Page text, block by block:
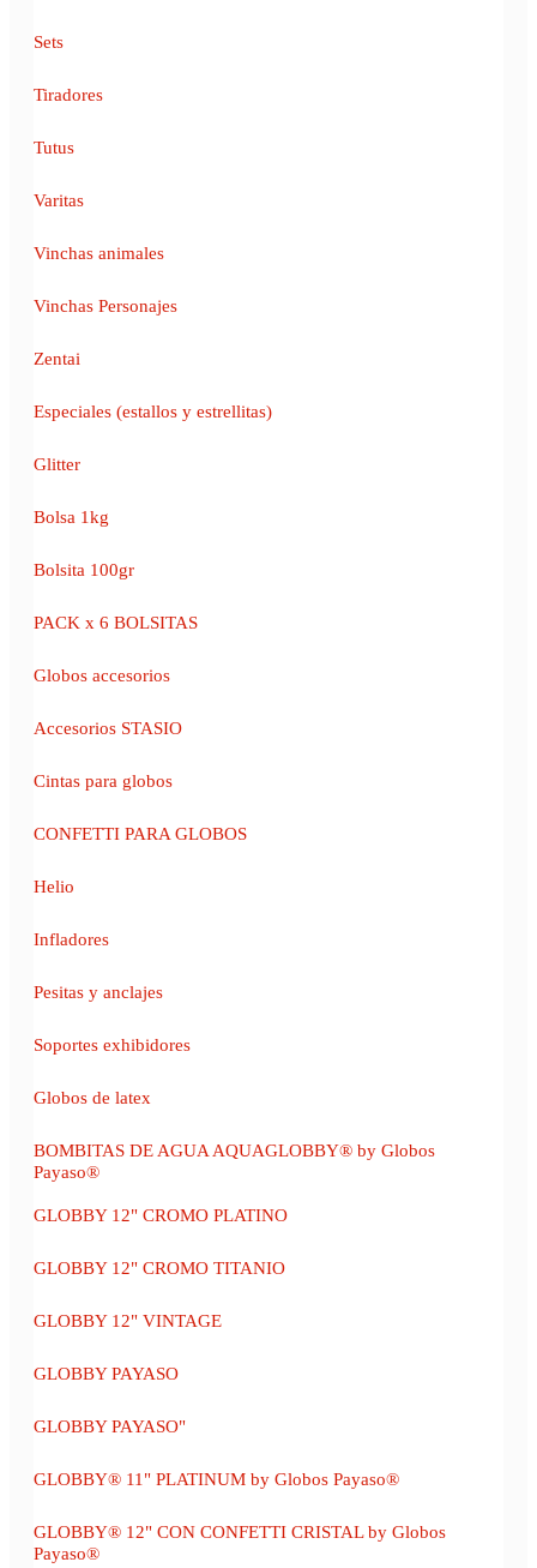
Sets
Tiradores
Tutus
Varitas
Vinchas animales
Vinchas Personajes
Zentai
Especiales (estallos y estrellitas)
Glitter
Bolsa 1kg
Bolsita 100gr
PACK x 6 BOLSITAS
Globos accesorios
Accesorios STASIO
Cintas para globos
CONFETTI PARA GLOBOS
Helio
Infladores
Pesitas y anclajes
Soportes exhibidores
Globos de latex
BOMBITAS DE AGUA AQUAGLOBBY® by Globos
Payaso®
GLOBBY 12" CROMO PLATINO
GLOBBY 12" CROMO TITANIO
GLOBBY 12" VINTAGE
GLOBBY PAYASO
GLOBBY PAYASO"
GLOBBY® 11" PLATINUM by Globos Payaso®
GLOBBY® 12" CON CONFETTI CRISTAL by Globos
Payaso®